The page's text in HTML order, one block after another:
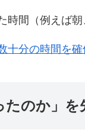
間（例えば
十分の時間を
たのか」を